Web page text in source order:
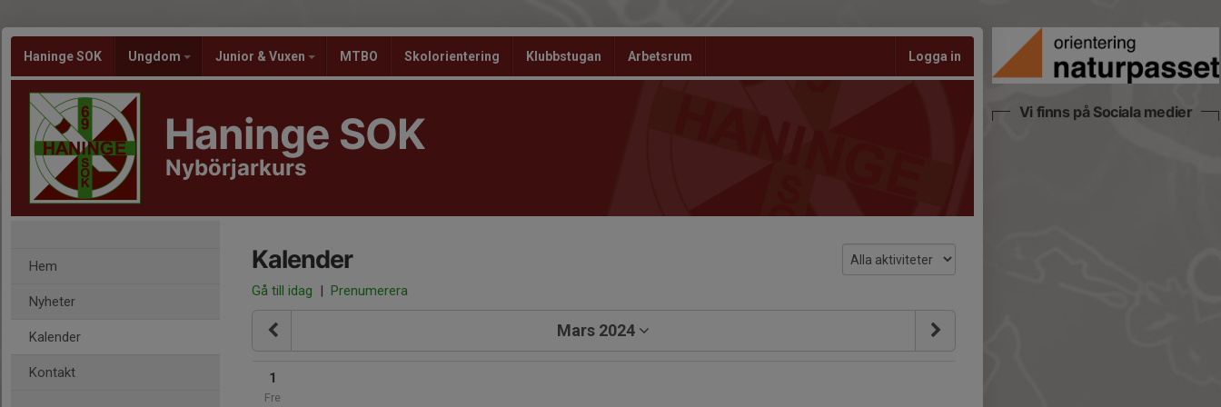
Haninge SOK Ungdom Junior & Vuxen MTBO Skolorientering Klubbstugan Arbetsrum Logga in
Haninge SOK
Nybörjarkurs
Hem
Nyheter
Kalender
Kontakt
Kalender
Gå till idag | Prenumerera
Mars 2024
1
Fre
Vi finns på Sociala medier